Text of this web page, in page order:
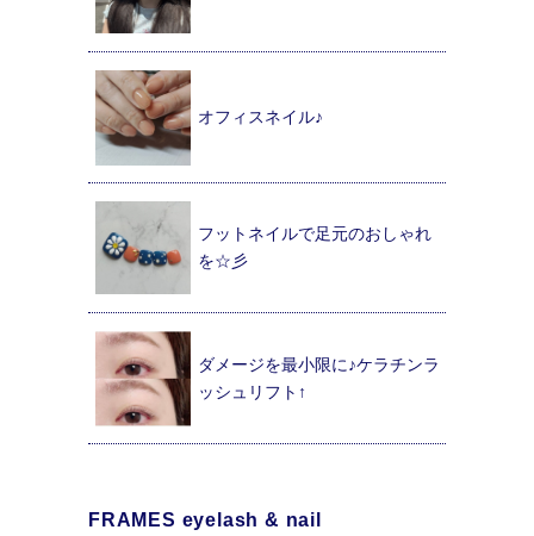
オフィスネイル♪
フットネイルで足元のおしゃれ
を☆彡
ダメージを最小限に♪ケラチンラ
ッシュリフト↑
FRAMES eyelash & nail